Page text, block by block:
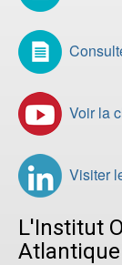
Voir la
Visiter
L'Institut
Atlantique